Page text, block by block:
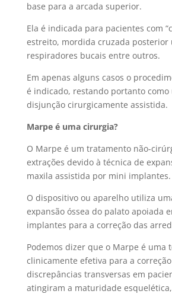
base para a arcada superior.
Ela é indicada para pacientes com
estreito, mordida cruzada
respiradores bucais entre outros.
Em apenas alguns casos o
é indicado, restando portanto como
disjunção cirurgicamente assistida.
Marpe é uma cirurgia?
O Marpe é um tratamento não-
extrações devido à técnica de
maxila assistida por mini implantes.
O dispositivo ou aparelho utiliza
expansão óssea do palato apoiada
implantes para a correção das
Podemos dizer que o Marpe é uma
clinicamente efetiva para a
discrepâncias transversas em
atingiram a maturidade